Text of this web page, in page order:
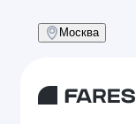
Москва